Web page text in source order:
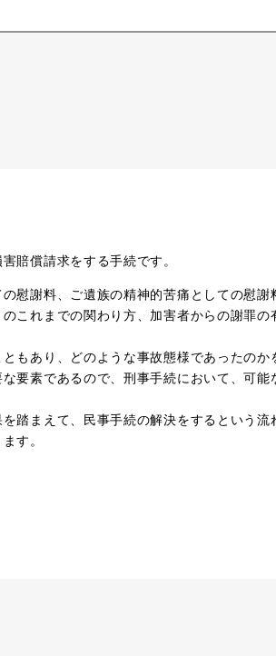
賠償請求をする手続です。
慰謝料、ご遺族の精神的苦痛としての慰
これまでの関わり方、加害者からの謝罪
もあり、どのような事故態様であったのか
要素であるので、刑事手続において、可
踏まえて、民事手続の解決をするという流
す。